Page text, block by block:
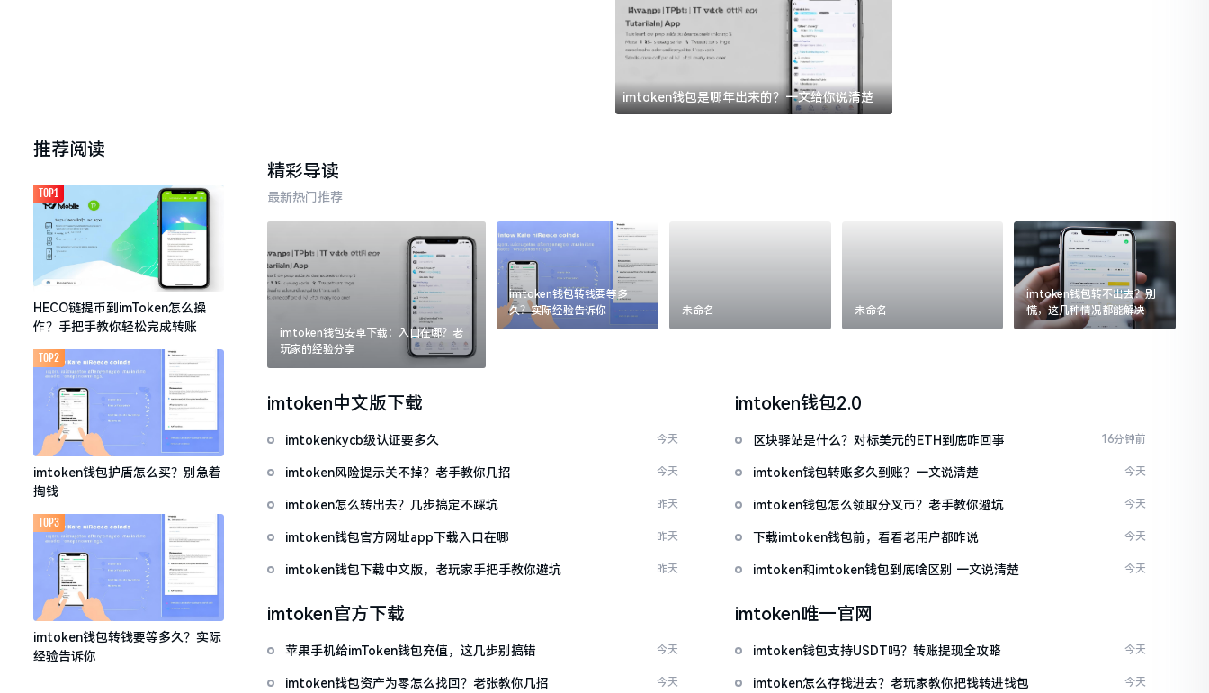
imtoken钱包是哪年出来的？一文给你说清楚
推荐阅读
HECO链提币到imToken怎么操
作？手把手教你轻松完成转账
TOP1
imtoken钱包护盾怎么买？别急着
掏钱
TOP2
imtoken钱包转钱要等多久？实际
经验告诉你
TOP3
精彩导读
最新热门推荐
imtoken钱包安卓下载：入口在哪？老
玩家的经验分享
imtoken钱包转钱要等多
久？实际经验告诉你
未命名 未命名
imtoken钱包转不出去？别
慌，这几种情况都能解决
imtoken中文版下载
imtokenkycb级认证要多久 今天
imtoken风险提示关不掉？老手教你几招 今天
imtoken怎么转出去？几步搞定不踩坑 昨天
imtoken钱包官方网址app下载入口在哪 昨天
imtoken钱包下载中文版，老玩家手把手教你避坑 昨天
imtoken钱包2.0
区块驿站是什么？对标美元的ETH到底咋回事 16分钟前
imtoken钱包转账多久到账？一文说清楚 今天
imtoken钱包怎么领取分叉币？老手教你避坑 今天
下载imtoken钱包前，看看老用户都咋说 今天
imtoken和imtoken钱包到底啥区别 一文说清楚 今天
imtoken官方下载
苹果手机给imToken钱包充值，这几步别搞错 今天
imtoken钱包资产为零怎么找回？老张教你几招 今天
imtoken唯一官网
imtoken钱包支持USDT吗？转账提现全攻略 今天
imtoken怎么存钱进去？老玩家教你把钱转进钱包 今天